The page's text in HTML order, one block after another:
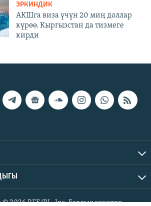
ЭРКИНДИК
АКШга виза үчүн 20 миң доллар
күрөө. Кыргызстан да тизмеге
кирди
2026 RFE/RL, Inc. Бардык укуктар